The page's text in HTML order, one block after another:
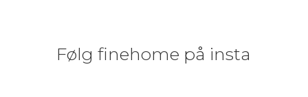
Følg finehome på insta